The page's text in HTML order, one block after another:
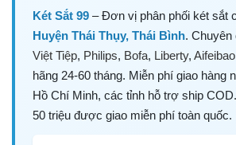
Két Sắt 99 – Đơn vị phân phối két sắt
Huyện Thái Thụy, Thái Bình. Chuyên
Việt Tiệp, Philips, Bofa, Liberty, Aifeibao
hãng 24-60 tháng. Miễn phí giao hàng
Hồ Chí Minh, các tỉnh hỗ trợ ship
50 triệu được giao miễn phí toàn quốc.